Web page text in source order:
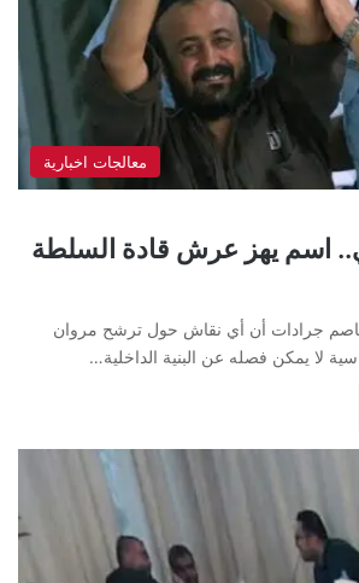
معالجات اخبارية
اسم يهز عرش قادة السلطة
جرادات أن أي نقاش حول ترشح مروان
لا يمكن فصله عن البنية الداخلية…